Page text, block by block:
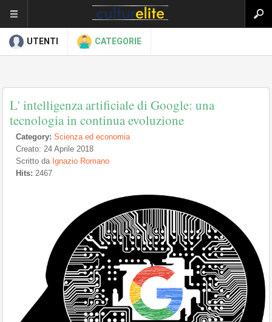
UTENTI CATEGORIE
L' intelligenza artificiale di Google: una
tecnologia in continua evoluzione
Category: Scienza ed economia
Creato: 24 Aprile 2018
Scritto da Ignazio Romano
Hits: 2467